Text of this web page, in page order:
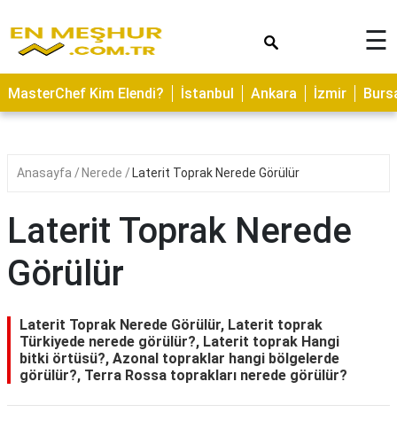
ASTROLOJİ
SAĞLIK
YERLER
BAKIMI
KAMP
ALANLARI
☰
MasterChef Kim Elendi? İstanbul Ankara İzmir
Anasayfa Nerede Laterit Toprak Nerede Görülür
Laterit Toprak Nerede
Görülür
Laterit Toprak Nerede Görülür, Laterit toprak
Türkiyede nerede görülür?, Laterit toprak Hangi
bitki örtüsü?, Azonal topraklar hangi bölgelerde
görülür?, Terra Rossa toprakları nerede görülür?